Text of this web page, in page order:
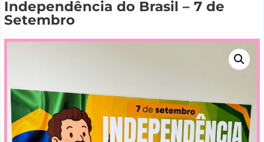
Independência do Brasil – 7 de
Setembro